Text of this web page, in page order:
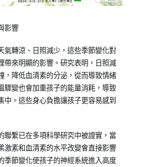
影響
氣轉涼、日照減少，這些季節變化對
帶來明顯的影響。研究表明，日照減
，降低血清素的分泌，從而導致情緒
驟變也會加重孩子的能量消耗，導致
中。這些身心負擔讓孩子更容易感到
聯繫已在多項科學研究中被證實，當
激素和血清素的水平改變會直接影響
季節變化使孩子的神經系統進入高度